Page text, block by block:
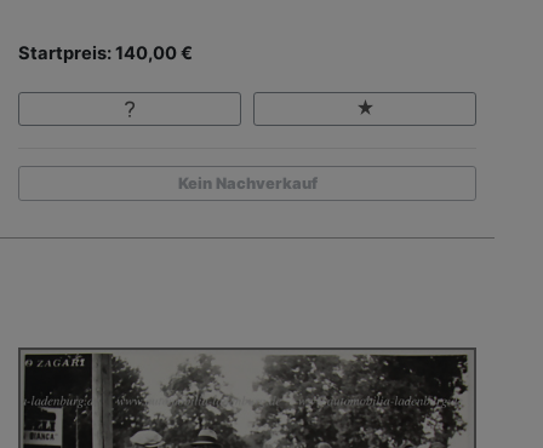
Startpreis: 140,00 €
Kein Nachverkauf